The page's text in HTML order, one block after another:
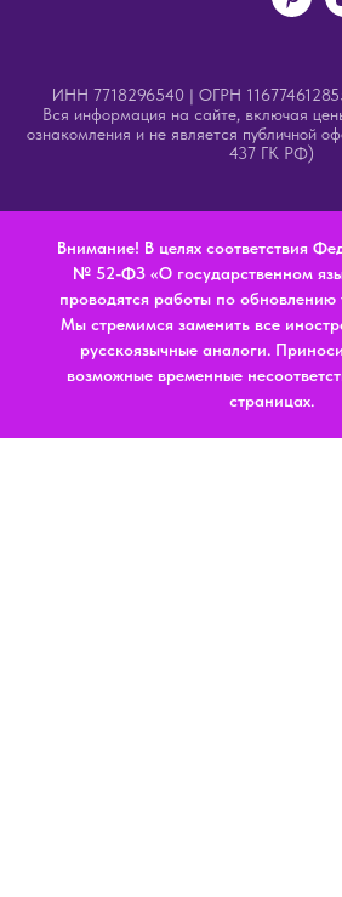
ИНН 7718296540 | ОГРН
Вся информация на сайте, включая
ознакомления и не является публичной
437 ГК РФ)
Внимание! В целях соответствия
№ 52-ФЗ «О государственном
проводятся работы по обновлению
Мы стремимся заменить все
русскоязычные аналоги.
возможные временные
страницах.